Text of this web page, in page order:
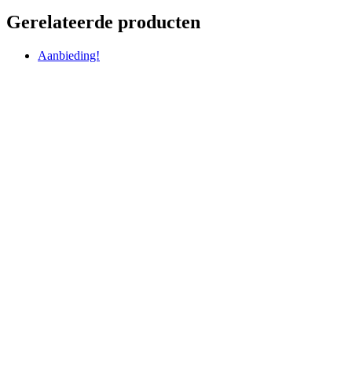
Gerelateerde producten
Aanbieding!